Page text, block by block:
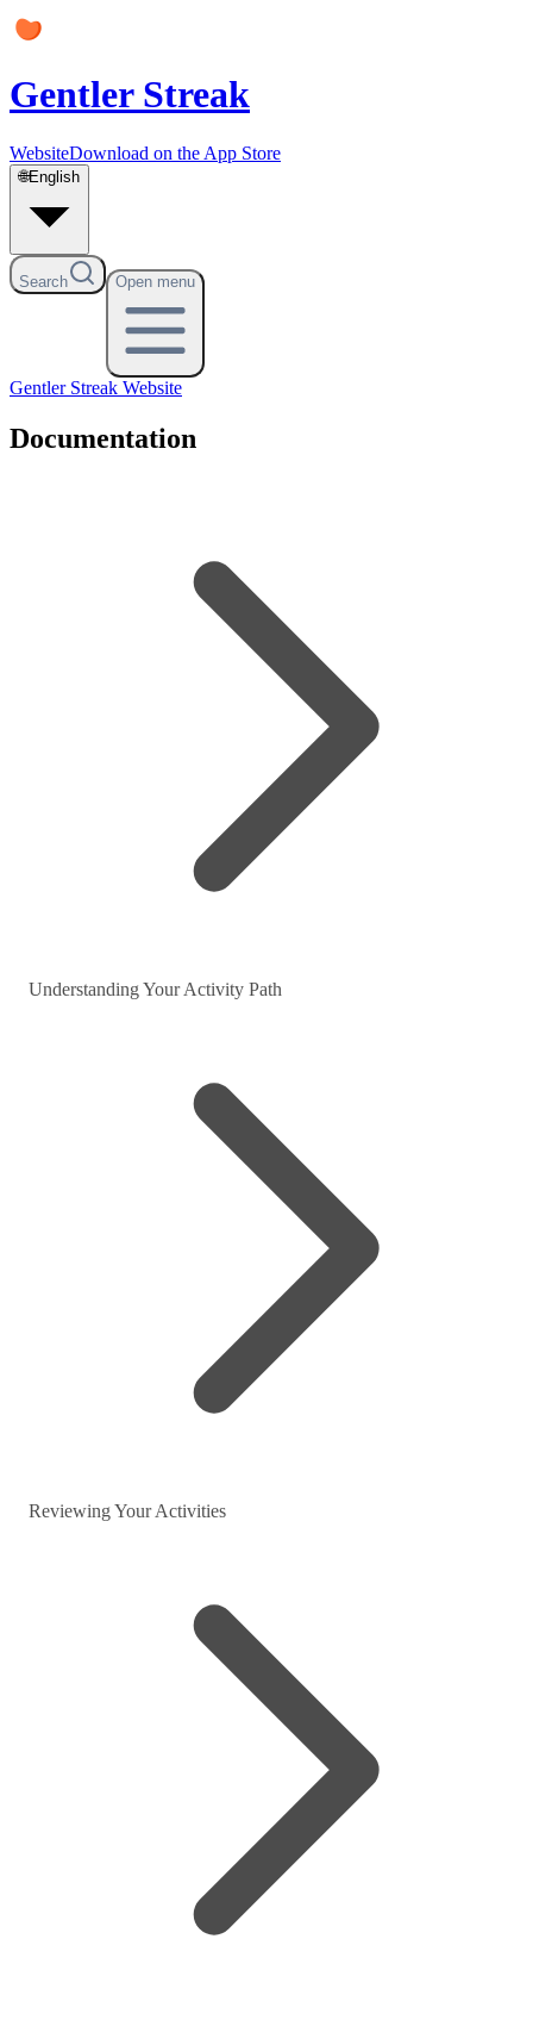
Gentler Streak
WebsiteDownload on the App Store
🌐English
Search Open menu
Gentler Streak Website
Documentation
Understanding Your Activity Path
Reviewing Your Activities